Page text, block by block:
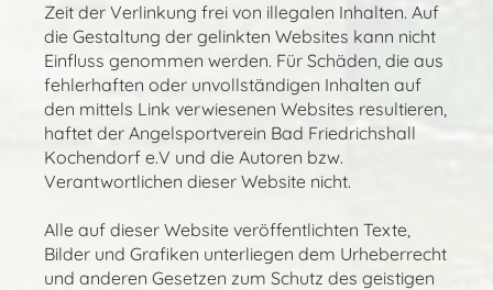
Zeit der Verlinkung frei von illegalen Inhalten. Auf
die Gestaltung der gelinkten Websites kann nicht
Einfluss genommen werden. Für Schäden, die aus
fehlerhaften oder unvollständigen Inhalten auf
den mittels Link verwiesenen Websites resultieren,
haftet der Angelsportverein Bad Friedrichshall
Kochendorf e.V und die Autoren bzw.
Verantwortlichen dieser Website nicht.
Alle auf dieser Website veröffentlichten Texte,
Bilder und Grafiken unterliegen dem Urheberrecht
und anderen Gesetzen zum Schutz des geistigen